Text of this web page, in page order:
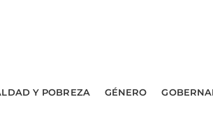
Y POBREZA GÉNERO